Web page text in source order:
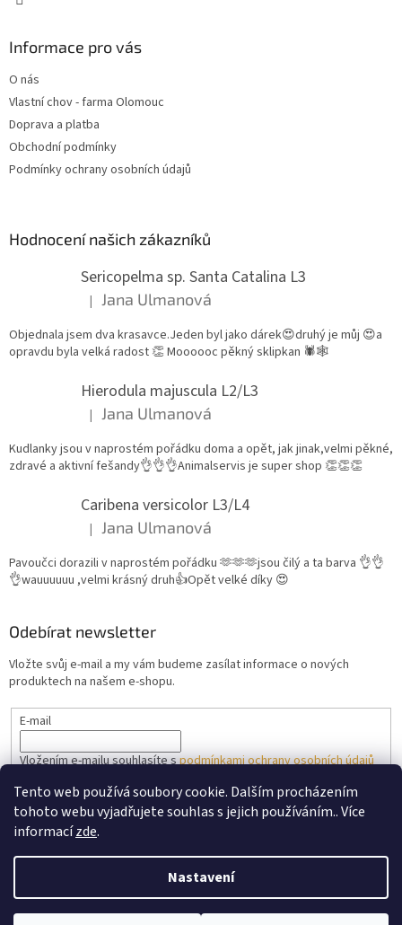
Tento web používá soubory cookie. Dalším procházením
tohoto webu vyjadřujete souhlas s jejich používáním.. Více
informacízde.
Nastavení
V horkých slunečných dnech prosím nevyužívejte doručení do
Informace pro vás
O nás
Vlastní chov - farma Olomouc
Doprava a platba
Obchodní podmínky
Podmínky ochrany osobních údajů
Hodnocení našich zákazníků
Sericopelma sp. Santa Catalina L3
Hodnocení produktu je 5 z 5 hvězdiček.
| Jana Ulmanová
Objednala jsem dva krasavce.Jeden byl jako dárek😍druhý je můj 😍a
opravdu byla velká radost 👏 Moooooc pěkný sklipkan 🕷🕸
Hierodula majuscula L2/L3
Hodnocení produktu je 5 z 5 hvězdiček.
| Jana Ulmanová
Kudlanky jsou v naprostém pořádku doma a opět, jak jinak,velmi pěkné,
zdravé a aktivní fešandy👌👌👌Animalservis je super shop 👏👏👏
Caribena versicolor L3/L4
Hodnocení produktu je 5 z 5 hvězdiček.
| Jana Ulmanová
Pavoučci dorazili v naprostém pořádku 🫶🫶🫶jsou čilý a ta barva 👌👌
👌wauuuuuu ,velmi krásný druh👍Opět velké díky 😍
Odebírat newsletter
Vložte svůj e-mail a my vám budeme zasílat informace o nových
produktech na našem e-shopu.
E-mail
Vložením e-mailu souhlasíte spodmínkami ochrany osobních údajů
PŘIHLÁSIT SE
Vytvořil Shoptet